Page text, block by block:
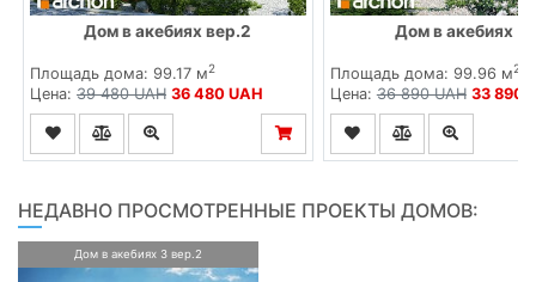
Дом в акебиях вер.2
Площадь дома: 99.17 м2
Цена: 39 480 UAH 36 480 UAH
Дом в акебиях
Площадь дома: 99.96 м2
Цена:36 890 UAH 33 890
НЕДАВНО ПРОСМОТРЕННЫЕ ПРОЕКТЫ ДОМОВ:
Дом в акебиях 3 вер.2